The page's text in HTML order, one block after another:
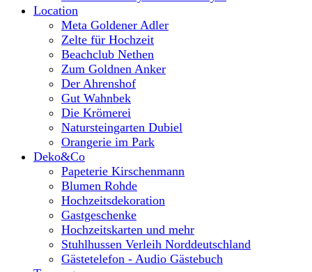
Location
Meta Goldener Adler
Zelte für Hochzeit
Beachclub Nethen
Zum Goldnen Anker
Der Ahrenshof
Gut Wahnbek
Die Krömerei
Natursteingarten Dubiel
Orangerie im Park
Deko&Co
Papeterie Kirschenmann
Blumen Rohde
Hochzeitsdekoration
Gastgeschenke
Hochzeitskarten und mehr
Stuhlhussen Verleih Norddeutschland
Gästetelefon - Audio Gästebuch